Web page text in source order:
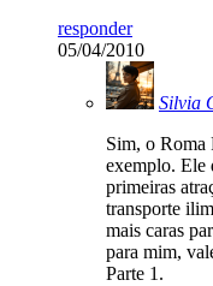
responder
05/04/2010
Silvia
Sim, o Roma
exemplo. Ele
primeiras
transporte
mais caras
para mim,
Parte 1.